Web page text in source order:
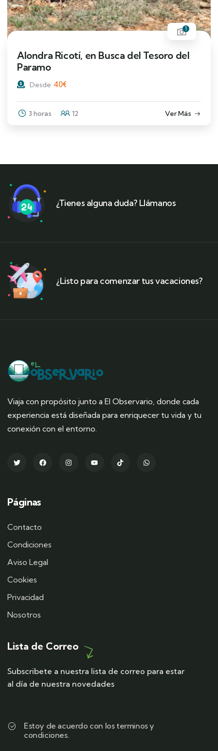
1
Alondra Ricotí, en Busca del Tesoro del
Paramo
Desde 40€
3 horas 12 Ver Más
¿Tienes alguna duda? Llámanos
¿Listo para comenzar tus vacaciones?
Viaja con propósito junto a El Observario, donde cada
experiencia está diseñada para enriquecer tu vida y tu
conexión con el entorno.
Páginas
Contacto
Condiciones
Aviso Legal
Cookies
Privacidad
Nosotros
Lista de Correo
Subscribete a nuestra lista de correo para estar
al día de nuestra novedades
Estoy de acuerdo con los terminos y
condiciones.